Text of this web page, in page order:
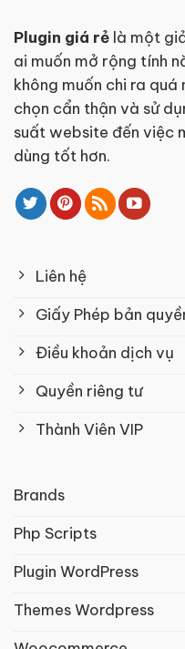
Plugin giá rẻ là một
ai muốn mở rộng tính
không muốn chi ra quá
chọn cẩn thận và sử
suất website đến việc
dùng tốt hơn.
Liên hệ
Giấy Phép bản
Điều khoản dịch vụ
Quyền riêng tư
Thành Viên VIP
Brands
Php Scripts
Plugin WordPress
Themes Wordpress